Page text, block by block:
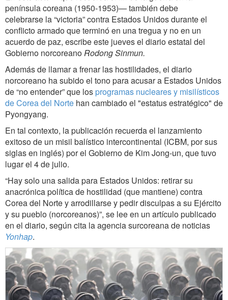
península coreana (1950-1953)— también debe
celebrarse la “victoria” contra Estados Unidos durante el
conflicto armado que terminó en una tregua y no en un
acuerdo de paz, escribe este jueves el diario estatal del
Gobierno norcoreanoRodong Sinmun.
Además de llamar a frenar las hostilidades, el diario
norcoreano ha subido el tono para acusar a Estados Unidos
de “no entender” que los programas nucleares y misilísticos
de Corea del Norte han cambiado el "estatus estratégico" de
Pyongyang.
En tal contexto, la publicación recuerda el lanzamiento
exitoso de un misil balístico intercontinental (ICBM, por sus
siglas en inglés) por el Gobierno de Kim Jong-un, que tuvo
lugar el 4 de julio.
“Hay solo una salida para Estados Unidos: retirar su
anacrónica política de hostilidad (que mantiene) contra
Corea del Norte y arrodillarse y pedir disculpas a su Ejército
y su pueblo (norcoreanos)”, se lee en un artículo publicado
en el diario, según cita la agencia surcoreana de noticias
Yonhap.